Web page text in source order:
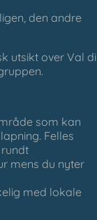
den andre
utsikt over Val di
som kan
Felles
mens du nyter
med lokale